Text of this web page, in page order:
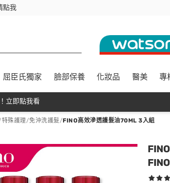
點我
$350
屈臣氏獨家 臉部保養 化妝品 醫美 專
立即點我看
殊護理/免沖洗護髮/FINO高效滲透護髮油70ML 3入組
FINO